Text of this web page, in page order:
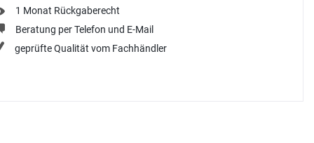
1 Monat Rückgaberecht
Beratung per Telefon und E-Mail
geprüfte Qualität vom Fachhändler